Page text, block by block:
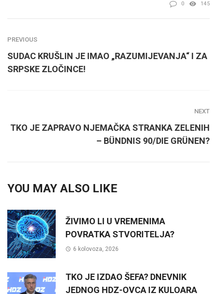
0 145
PREVIOUS
SUDAC KRUŠLIN JE IMAO „RAZUMIJEVANJA“ I ZA
SRPSKE ZLOČINCE!
NEXT
TKO JE ZAPRAVO NJEMAČKA STRANKA ZELENIH
– BÜNDNIS 90/DIE GRÜNEN?
YOU MAY ALSO LIKE
ŽIVIMO LI U VREMENIMA
POVRATKA STVORITELJA?
6 kolovoza, 2026
TKO JE IZDAO ŠEFA? DNEVNIK
JEDNOG HDZ-OVCA IZ KULOARA